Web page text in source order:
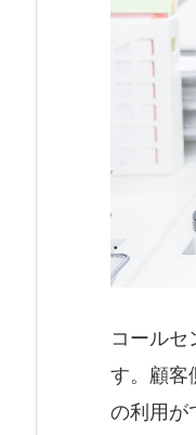
コールセ
す。顧客
の利用が